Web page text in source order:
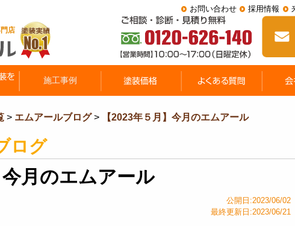
お問い合わせ 採用情報
> エムアールブログ> 【2023年５月】今月のエムアール
ログ
今月のエムアール
公開日:2023/06/02
最終更新日:2023/06/21